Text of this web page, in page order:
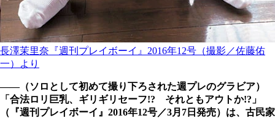
長澤茉里奈『週刊プレイボーイ』2016年12号（撮影／佐藤佑
一）より
――（ソロとして初めて撮り下ろされた週プレのグラビア）
「合法ロリ巨乳、ギリギリセーフ!? それともアウトか!?」
（『週刊プレイボーイ』2016年12号／3月7日発売）は、古民家